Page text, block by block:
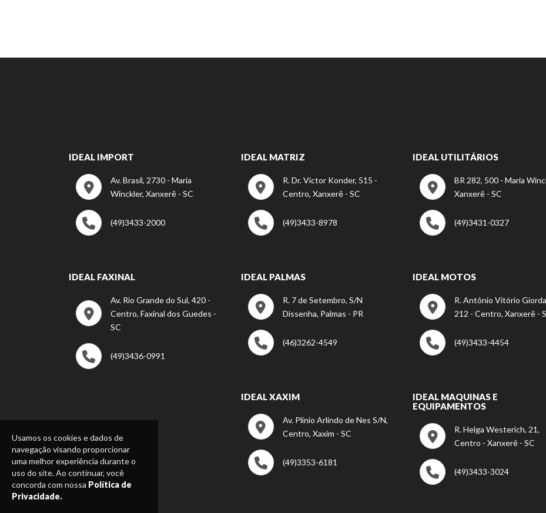
Usamos os cookies e dados de
navegação visando proporcionar
uma melhor experiência durante o
uso do site. Ao continuar, você
concorda com nossa Política de
Privacidade.
IDEAL IMPORT
Av. Brasil, 2730 - Maria
Winckler, Xanxerê - SC
(49)3433-2000
IDEAL MATRIZ
R. Dr. Victor Konder, 515 -
Centro, Xanxerê - SC
(49)3433-8978
IDEAL UTILITÁRIOS
BR 282, 500 - Maria
Xanxerê - SC
(49)3431-0327
IDEAL FAXINAL
Av. Rio Grande do Sul, 420 -
Centro, Faxinal dos Guedes -
SC
(49)3436-0991
IDEAL PALMAS
R. 7 de Setembro, S/N
Dissenha, Palmas - PR
(46)3262-4549
IDEAL MOTOS
R. Antônio Vitório
212 - Centro, Xanxerê -
(49)3433-4454
IDEAL XAXIM
Av. Plínio Arlindo de Nes S/N,
Centro, Xaxim - SC
(49)3353-6181
IDEAL MAQUINAS E
EQUIPAMENTOS
R. Helga Westerich, 21,
Centro - Xanxerê - SC
(49)3433-3024